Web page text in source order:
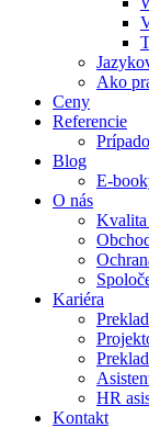
Ako
Ceny
Referencie
Blog
E-
O nás
Kariéra
HR
Kontakt